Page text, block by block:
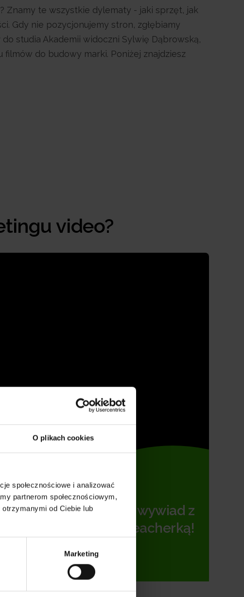
O plikach cookies
społecznościowe i analizować
partnerom społecznościowym,
od Ciebie lub
Marketing
Znamy te wszystkie dylematy - jaki sprzęt, jak
Gdy nie pozycjonujemy stron, zgłębiamy
studia Akademii widoczni Sylwię Dąbrowską,
do budowy marki. Poniżej znajdziesz
video?
Zobacz wywiad z
Teacherką!